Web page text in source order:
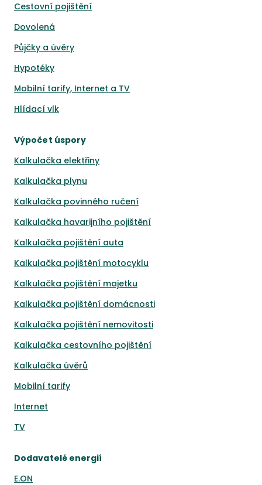
Cestovní pojištění
Dovolená
Půjčky a úvěry
Hypotéky
Mobilní tarify, Internet a TV
Hlídací vlk
Výpočet úspory
Kalkulačka elektřiny
Kalkulačka plynu
Kalkulačka povinného ručení
Kalkulačka havarijního pojištění
Kalkulačka pojištění auta
Kalkulačka pojištění motocyklu
Kalkulačka pojištění majetku
Kalkulačka pojištění domácnosti
Kalkulačka pojištění nemovitosti
Kalkulačka cestovního pojištění
Kalkulačka úvěrů
Mobilní tarify
Internet
TV
Dodavatelé energií
E.ON